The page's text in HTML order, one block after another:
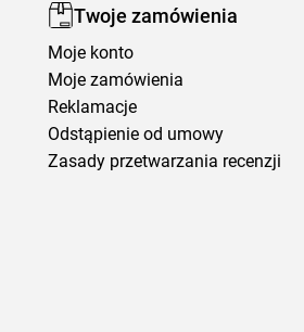
Twoje zamówienia
Moje konto
Moje zamówienia
Reklamacje
Odstąpienie od umowy
Zasady przetwarzania recenzji